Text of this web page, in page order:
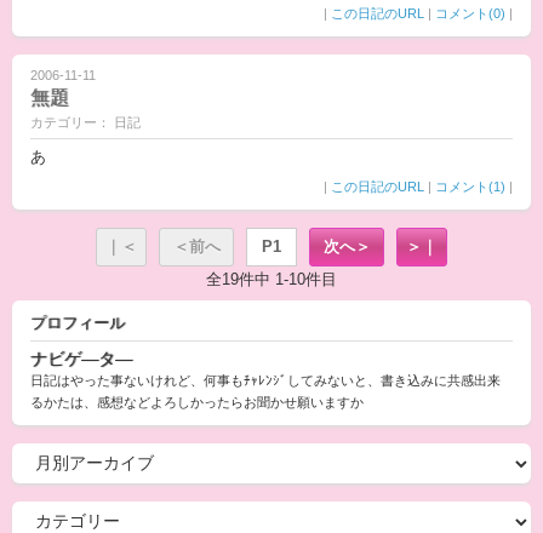
| この日記のURL | コメント(0) |
2006-11-11
無題
カテゴリー： 日記
あ
| この日記のURL | コメント(1) |
｜＜ ＜前へ P1 次へ＞
＞｜
全19件中 1-10件目
プロフィール
ナビゲ―タ―
日記はやった事ないけれど、何事もﾁｬﾚﾝｼﾞしてみないと、書き込みに共感出来
るかたは、感想などよろしかったらお聞かせ願いますか